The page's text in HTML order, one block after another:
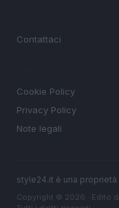
Contattaci
Cookie Policy
Privacy Policy
Note legali
style24.it è una
Copyright © 2026 · Edito